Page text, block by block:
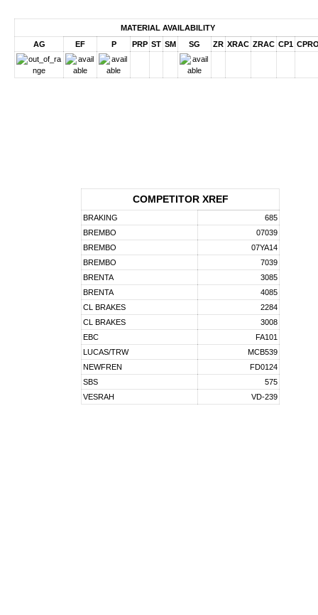
MATERIAL AVAILABILITY
AG
EF P PRP ST SM SG ZR XRAC ZRAC CP1
COMPETITOR XREF
BRAKING
685
BREMBO
07039
BREMBO
07YA14
BREMBO
7039
BRENTA
3085
BRENTA
4085
CL BRAKES
2284
CL BRAKES
3008
EBC
FA101
LUCAS/TRW
MCB539
NEWFREN
FD0124
SBS
575
VESRAH
VD-239